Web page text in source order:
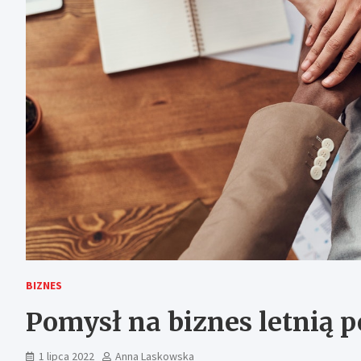
BIZNES
Pomysł na biznes letnią
1 lipca 2022 Anna Laskowska